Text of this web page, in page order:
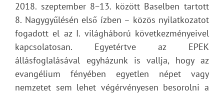
2018. szeptember 8−13. között Baselben tartott
8. Nagygyűlésén első ízben – közös nyilatkozatot
fogadott el az I. világháború következményeivel
kapcsolatosan. Egyetértve az EPEK
állásfoglalásával egyházunk is vallja, hogy az
evangélium fényében egyetlen népet vagy
nemzetet sem lehet végérvényesen besorolni a